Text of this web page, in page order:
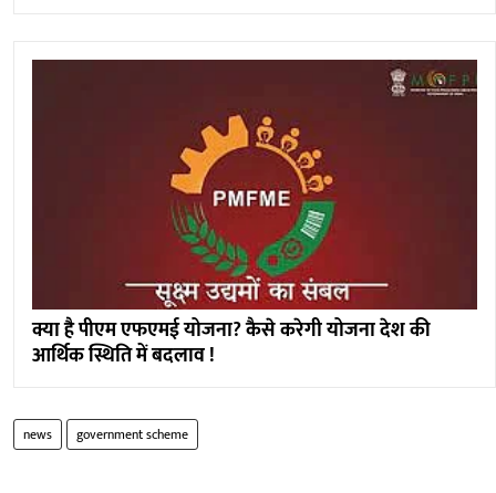
क्या है पीएम एफएमई योजना? कैसे करेगी योजना देश की
आर्थिक स्थिति में बदलाव !
news government scheme